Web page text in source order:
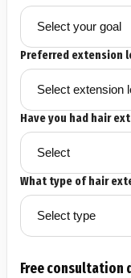
Preferred extension
Have you had hair
What type of hair
Free consultation